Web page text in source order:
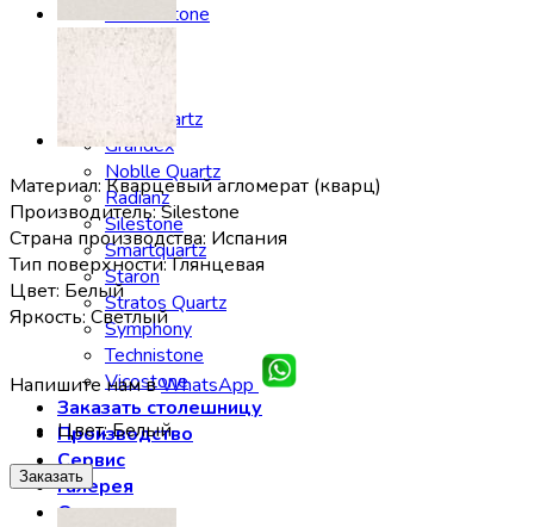
Caesarstone
Cambria
Compac
Dekton
Etna Quartz
Grandex
Noblle Quartz
Radianz
Silestone
Smartquartz
Staron
Stratos Quartz
Symphony
Technistone
Vicostone
Заказать столешницу
Производство
Сервис
Галерея
Отзывы
Материал: Кварцевый агломерат (кварц)
Производитель: Silestone
Страна производства: Испания
Тип поверхности: Глянцевая
Цвет: Белый
Яркость: Светлый
Напишите нам вWhatsApp
Цвет:Белый
Заказать